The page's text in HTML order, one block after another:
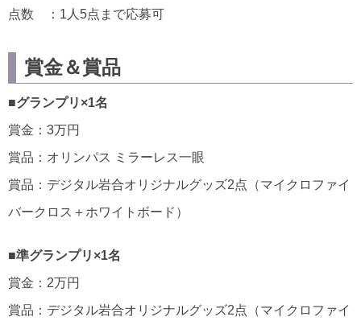
点数 ：1人5点まで応募可
賞金＆賞品
■グランプリ×1名
賞金：3万円
賞品：オリンパス ミラーレス一眼
賞品：デジタル岩合オリジナルグッズ2点（マイクロファイ
バークロス＋ホワイトボード）
■準グランプリ×1名
賞金：2万円
賞品：デジタル岩合オリジナルグッズ2点（マイクロファイ